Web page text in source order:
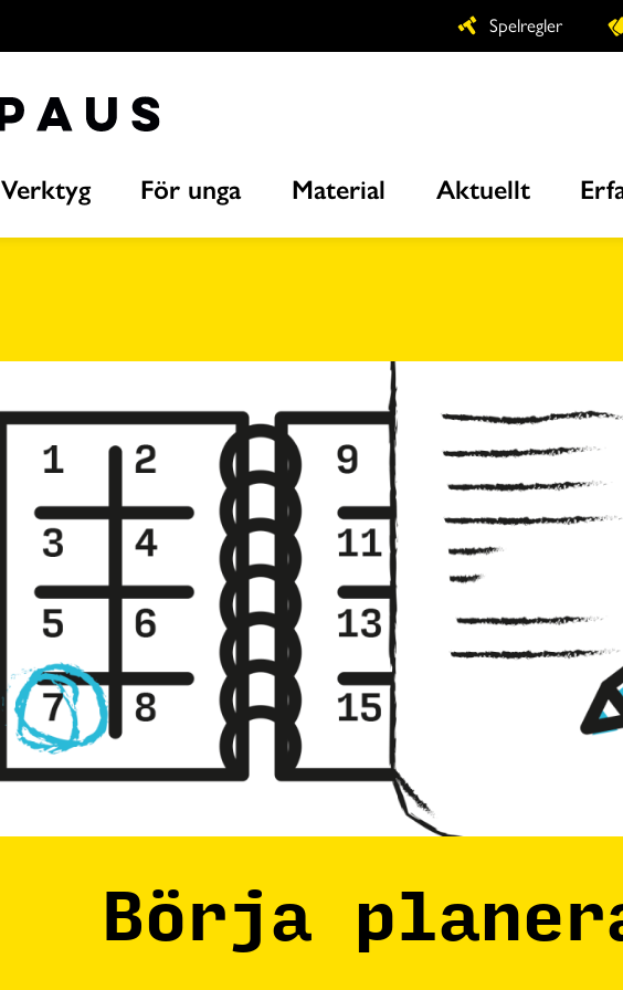
Spelregler
Verktyg För unga Material Aktuellt
Börja